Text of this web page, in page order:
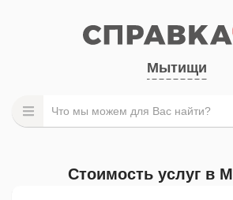
Мытищи
Стоимость услуг в